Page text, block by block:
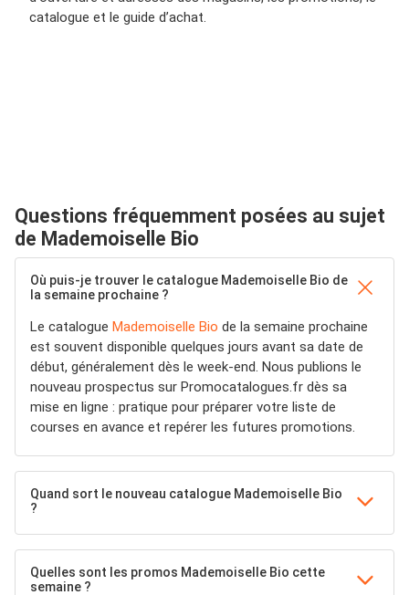
catalogue et le guide d’achat.
Questions fréquemment posées au sujet
de Mademoiselle Bio
Où puis-je trouver le catalogue Mademoiselle Bio de
la semaine prochaine ?
Le catalogue Mademoiselle Bio de la semaine prochaine
est souvent disponible quelques jours avant sa date de
début, généralement dès le week-end. Nous publions le
nouveau prospectus sur Promocatalogues.fr dès sa
mise en ligne : pratique pour préparer votre liste de
courses en avance et repérer les futures promotions.
Quand sort le nouveau catalogue Mademoiselle Bio
?
Quelles sont les promos Mademoiselle Bio cette
semaine ?